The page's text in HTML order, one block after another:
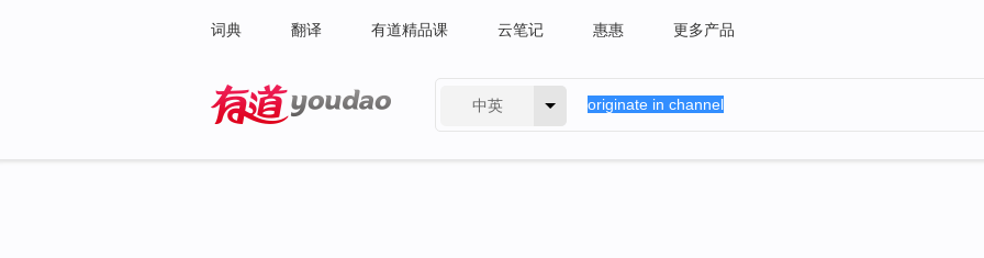
词典 翻译 有道精品课 云笔记 惠惠 更多产品
中英